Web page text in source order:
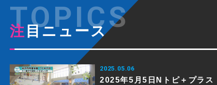
注目ニュース
2025.05.06
2025年5月5日Nトピ＋プラス